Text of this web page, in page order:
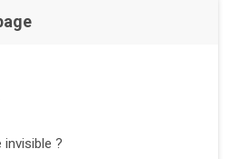
invisible ?